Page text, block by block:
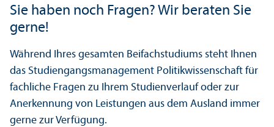
Sie haben noch Fragen? Wir beraten Sie
gerne!
Während Ihres gesamten Beifach­studiums steht Ihnen
das Studien­gangs­management Politik­wissenschaft für
fach­liche Fragen zu Ihrem Studien­verlauf oder zur
Anerkennung von Leistungen aus dem Ausland immer
gerne zur Verfügung.